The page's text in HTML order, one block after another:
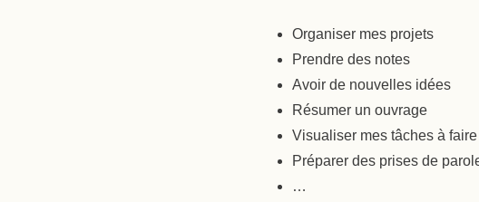
Organiser mes projets
Prendre des notes
Avoir de nouvelles idées
Résumer un ouvrage
Visualiser mes tâches à faire
Préparer des prises de
…